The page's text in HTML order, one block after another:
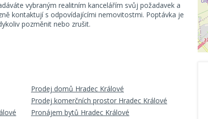
vybraným realitním kancelářím svůj požadavek a
kontaktují s odpovídajícími nemovitostmi. Poptávka je
pozměnit nebo zrušit.
Prodej domů Hradec Králové
Prodej komerčních prostor Hradec Králové
Pronájem bytů Hradec Králové